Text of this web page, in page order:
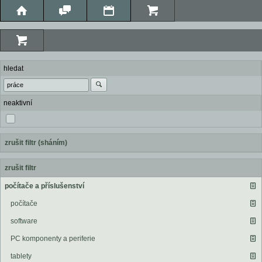
hledat
neaktivní
zrušit filtr (sháním)
zrušit filtr
počítače a příslušenství
počítače
software
PC komponenty a periferie
tablety